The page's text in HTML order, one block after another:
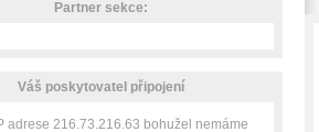
Partner sekce:
Váš poskytovatel připojení
adrese 216.73.216.63 bohužel nemáme